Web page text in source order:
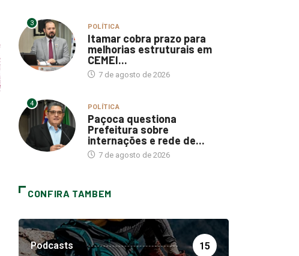
3 POLÍTICA
Itamar cobra prazo para
melhorias estruturais em
CEMEI...
7 de agosto de 2026
4 POLÍTICA
Paçoca questiona
Prefeitura sobre
internações e rede de...
7 de agosto de 2026
CONFIRA TAMBEM
Podcasts 15